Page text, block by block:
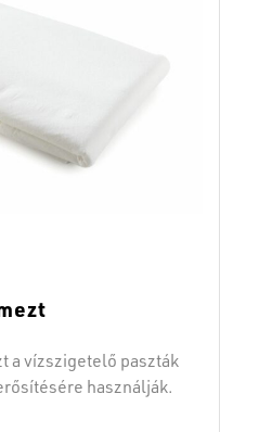
a vízszigetelő paszták
használják.